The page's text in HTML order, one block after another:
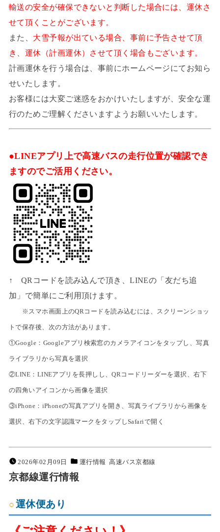
輸送の安全が確保できないと判断した場合には、運休さ
せて頂くことがございます。
また、 大雪予報が出ている場合、事前に予告させて頂
き、運休（計画運休）させて頂く場合もございます。
計画運休を行う場合は、事前にホームページにてお知ら
せいたします。
お客様には大変ご迷惑をおかけいたしますが、安全な運
行のためご理解くださいますようお願いいたします。
●LINEアプリ上で高速バスの走行位置が確認でき
ますのでご活用ください。
↑ QRコードを読み込んで頂き、LINEの「友だち追
加」で簡単にご利用頂けます。
※スマホ画面上のQRコードを読み込むには、スクリーンショッ
トで保存後、次の方法があります。
①Google：Googleアプリ検索窓のカメラアイコンをタップし、写真
ライブラリから写真を選択
②LINE：LINEアプリを長押しし、QRコードリーダーを選択、右下
の四角いアイコンから画像を選択
③iPhone：iPhoneの写真アプリを開き、写真ライブラリから画像を
選択、右下の文字認識マークをタップしSafariで開く
2026年02月09日 運行情報 高速バス京都線
京都線運行情報
運休便あり